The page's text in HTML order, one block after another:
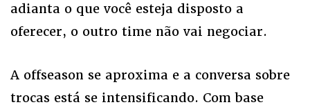
adianta o que você esteja disposto a
oferecer, o outro time não vai negociar.
A offseason se aproxima e a conversa sobre
trocas está se intensificando. Com base